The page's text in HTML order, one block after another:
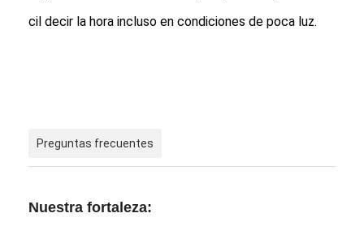
cil decir la hora incluso en condiciones de poca luz.
Preguntas frecuentes
Nuestra fortaleza: